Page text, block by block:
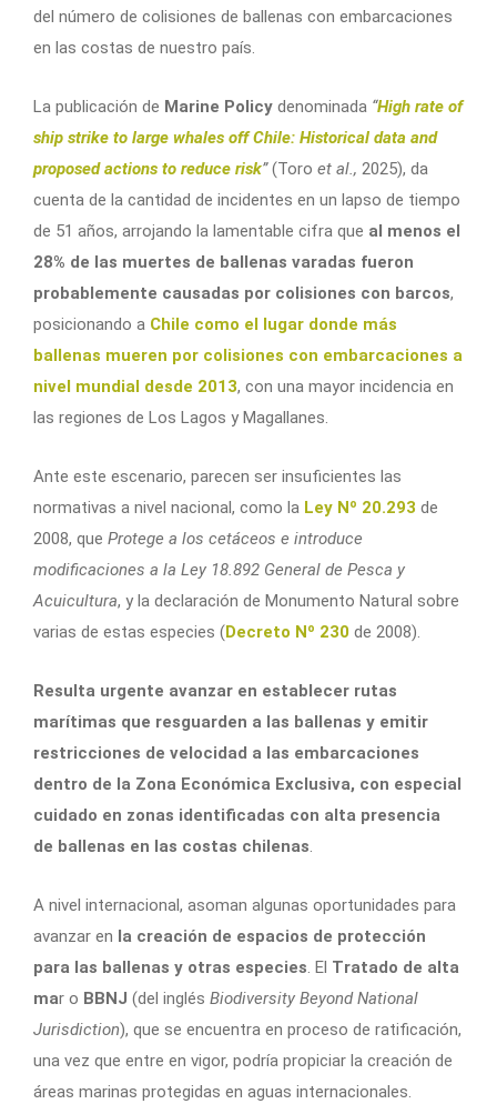
del número de colisiones de ballenas con embarcaciones
en las costas de nuestro país.
La publicación de Marine Policy denominada “High rate of
ship strike to large whales off Chile: Historical data and
proposed actions to reduce risk”(Toro et al., 2025), da
cuenta de la cantidad de incidentes en un lapso de tiempo
de 51 años, arrojando la lamentable cifra que al menos el
28% de las muertes de ballenas varadas fueron
probablemente causadas por colisiones con barcos,
posicionando a Chile como el lugar donde más
ballenas mueren por colisiones con embarcaciones a
nivel mundial desde 2013, con una mayor incidencia en
las regiones de Los Lagos y Magallanes.
Ante este escenario, parecen ser insuficientes las
normativas a nivel nacional, como la Ley Nº 20.293 de
2008, que Protege a los cetáceos e introduce
modificaciones a la Ley 18.892 General de Pesca y
Acuicultura, y la declaración de Monumento Natural sobre
varias de estas especies (Decreto Nº 230 de 2008).
Resulta urgente avanzar en establecer rutas
marítimas que resguarden a las ballenas y emitir
restricciones de velocidad a las embarcaciones
dentro de la Zona Económica Exclusiva, con especial
cuidado en zonas identificadas con alta presencia
de ballenas en las costas chilenas.
A nivel internacional, asoman algunas oportunidades para
avanzar en la creación de espacios de protección
para las ballenas y otras especies. El Tratado de alta
mar o BBNJ (del inglés Biodiversity Beyond National
Jurisdiction), que se encuentra en proceso de ratificación,
una vez que entre en vigor, podría propiciar la creación de
áreas marinas protegidas en aguas internacionales.